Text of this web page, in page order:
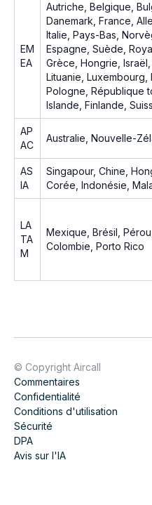
EM
EA
Autriche, Belgique,
Danemark, France,
Italie, Pays-Bas,
Espagne, Suède,
Grèce, Hongrie, Israël,
Lituanie, Luxembourg,
Pologne, République
Islande, Finlande,
AP
AC
Australie, Nouvelle-
AS
IA
Singapour, Chine,
Corée, Indonésie,
LA
TA
M
Mexique, Brésil,
Colombie, Porto Rico
© Copyright Aircall
Commentaires
Confidentialité
Conditions d'utilisation
Sécurité
DPA
Avis sur l'IA